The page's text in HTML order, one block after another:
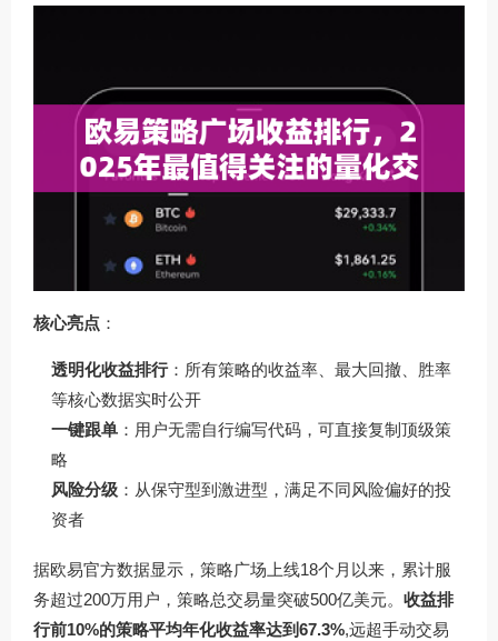
核心亮点 ：
透明化收益排行：所有策略的收益率、最大回撤、胜率
等核心数据实时公开
一键跟单 ：用户无需自行编写代码，可直接复制顶级策
略
风险分级 ：从保守型到激进型，满足不同风险偏好的投
资者
据欧易官方数据显示，策略广场上线18个月以来，累计服
务超过200万用户，策略总交易量突破500亿美元。 收益排
行前10%的策略平均年化收益率达到67.3%,远超手动交易